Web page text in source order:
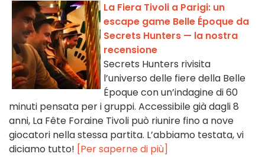
La Fiera Tivoli a Parigi: un
escape game Belle Époque da
Secrets Hunters — la nostra
recensione
Secrets Hunters rivisita
l’universo delle fiere della Belle
Époque con un’indagine di 60
minuti pensata per i gruppi. Accessibile già dagli 8
anni, La Fête Foraine Tivoli può riunire fino a nove
giocatori nella stessa partita. L’abbiamo testata, vi
diciamo tutto! [Per saperne di più]